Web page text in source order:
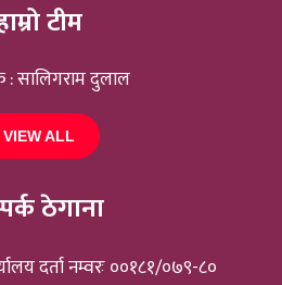
टीम
: सालिगराम दुलाल
VIEW ALL
ठेगाना
दर्ता नम्वरः ००१८१/०७९-८०